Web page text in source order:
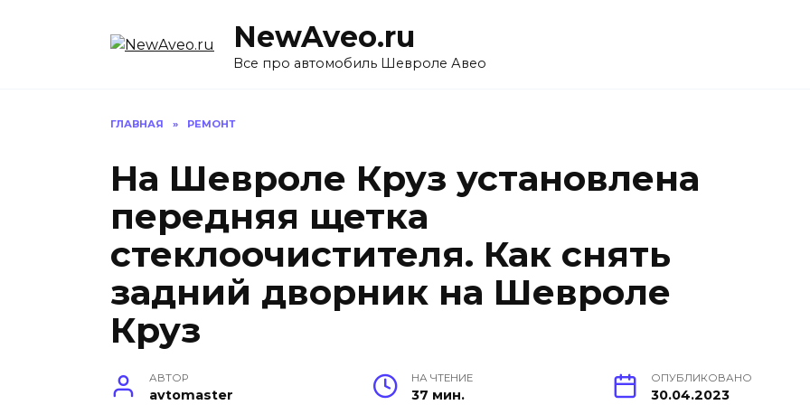
NewAveo.ru
Все про автомобиль Шевроле Авео
ГЛАВНАЯ » РЕМОНТ
На Шевроле Круз установлена ​​
передняя щетка
стеклоочистителя. Как снять
задний дворник на Шевроле
Круз
АВТОР
avtomaster
НА ЧТЕНИЕ
37 мин.
ОПУБЛИКОВАНО
30.04.2023